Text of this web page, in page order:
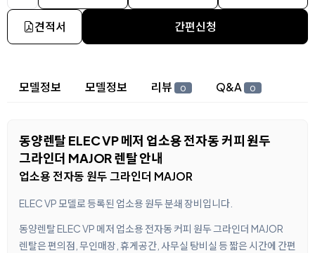
견적서 간편신청
상세 정보
모델정보 모델정보 리뷰 0 Q&A 0
동양렌탈 ELEC VP 메저 업소용 전자동 커피 원두
그라인더 MAJOR 렌탈 안내
업소용 전자동 원두 그라인더 MAJOR
ELEC VP 모델로 등록된 업소용 원두 분쇄 장비입니다.
동양렌탈 ELEC VP 메저 업소용 전자동 커피 원두 그라인더 MAJOR
렌탈은 편의점, 무인매장, 휴게공간, 사무실 탕비실 등 짧은 시간에 간편